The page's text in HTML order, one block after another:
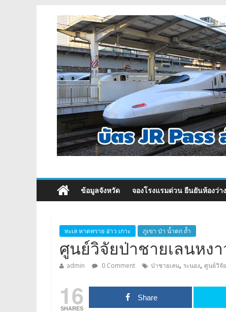
ข้อมูลจังหวัด จองโรงแรมด่วน ยืนยันห้องว่า
ทะเล หาดทราย อ่าว เกาะ ภูเขา ป่า น้ำตก ถ้ำ
ศูนย์วิจัยป่าชายเลนหงา
admin 0 Comment ป่าชายเลน, ระนอง, ศูนย์วิจั
16
SHARES
Share